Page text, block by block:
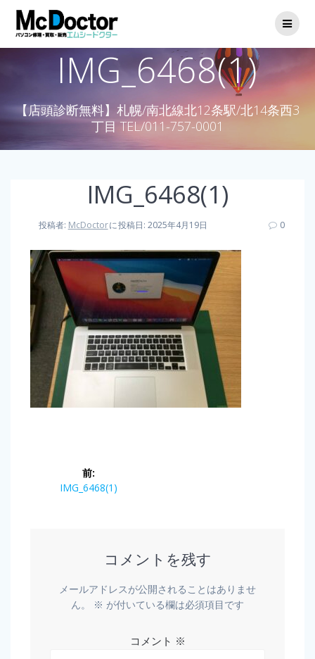
IMG_6468(1)
【店頭診断無料】札幌/南北線北12条駅/北14条西3
丁目 TEL/011-757-0001
IMG_6468(1)
投稿者: McDoctorに投稿日: 2025年4月19日 0
前:
IMG_6468(1)
コメントを残す
メールアドレスが公開されることはありませ
ん。
※ が付いている欄は必須項目です
コメント ※